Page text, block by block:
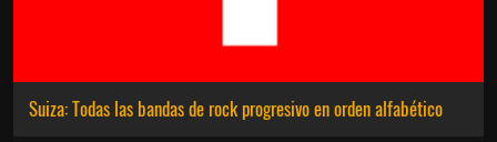
Suiza: Todas las bandas de rock progresivo en orden alfabético